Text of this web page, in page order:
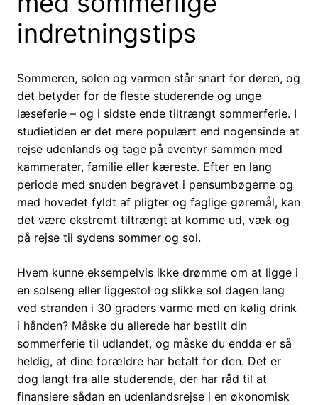
indretningstips
Sommeren, solen og varmen står snart for døren, og
det betyder for de fleste studerende og unge
læseferie – og i sidste ende tiltrængt sommerferie. I
studietiden er det mere populært end nogensinde at
rejse udenlands og tage på eventyr sammen med
kammerater, familie eller kæreste. Efter en lang
periode med snuden begravet i pensumbøgerne og
med hovedet fyldt af pligter og faglige gøremål, kan
det være ekstremt tiltrængt at komme ud, væk og
på rejse til sydens sommer og sol.
Hvem kunne eksempelvis ikke drømme om at ligge i
en solseng eller liggestol og slikke sol dagen lang
ved stranden i 30 graders varme med en kølig drink
i hånden? Måske du allerede har bestilt din
sommerferie til udlandet, og måske du endda er så
heldig, at dine forældre har betalt for den. Det er
dog langt fra alle studerende, der har råd til at
finansiere sådan en udenlandsrejse i en økonomisk